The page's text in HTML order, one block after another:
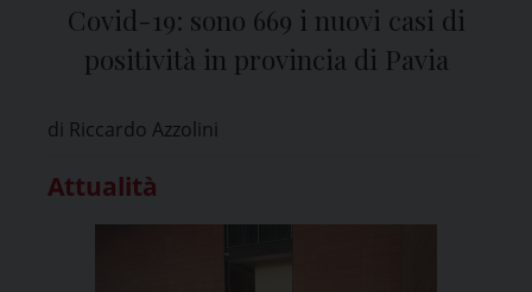
Covid-19: sono 669 i nuovi casi di
positività in provincia di Pavia
di Riccardo Azzolini
Attualità